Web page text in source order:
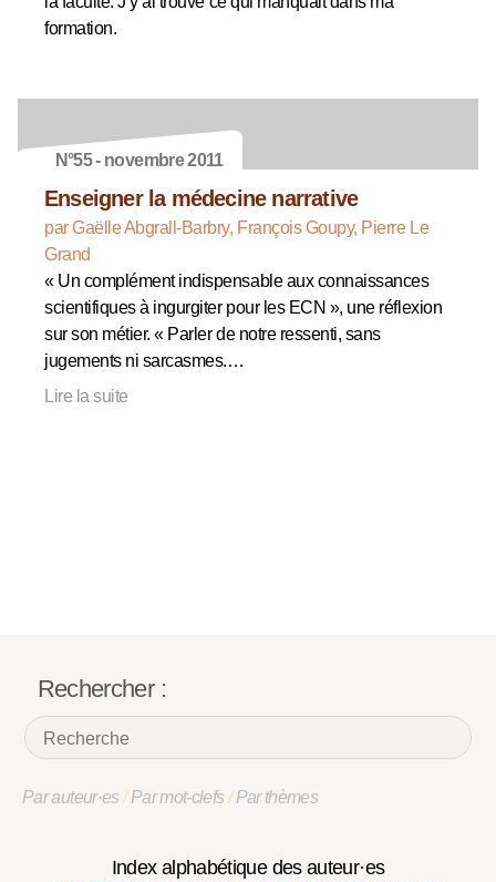
formation.
N°55 - novembre 2011
Enseigner la médecine narrative
par Gaëlle Abgrall-Barbry, François Goupy, Pierre Le
Grand
« Un complément indispensable aux connaissances
scientifiques à ingurgiter pour les ECN », une réflexion
sur son métier. « Parler de notre ressenti, sans
jugements ni sarcasmes.…
Lire la suite
Rechercher :
Par auteur·es/Par mot-clefs/Par thèmes
Index alphabétique des auteur·es